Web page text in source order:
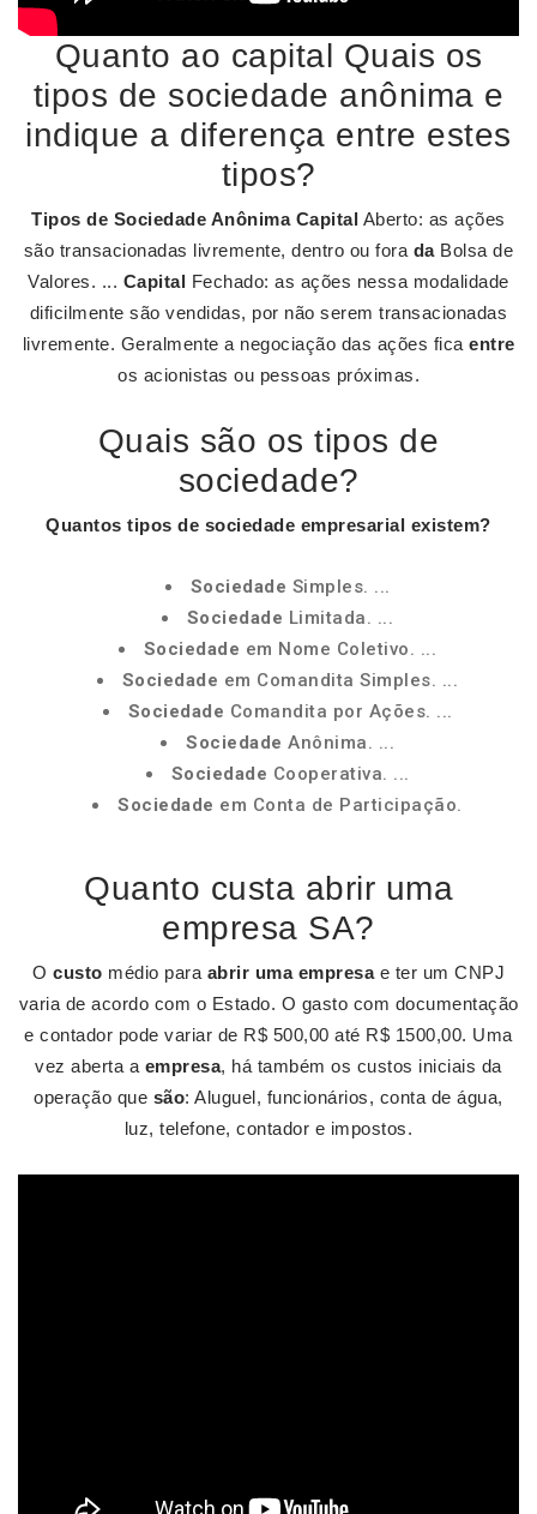
Quanto ao capital Quais os
tipos de sociedade anônima e
indique a diferença entre estes
tipos?
Tipos de Sociedade Anônima Capital Aberto: as ações
são transacionadas livremente, dentro ou fora daBolsa de
Valores. ... Capital Fechado: as ações nessa modalidade
dificilmente são vendidas, por não serem transacionadas
livremente. Geralmente a negociação das ações fica entre
os acionistas ou pessoas próximas.
Quais são os tipos de
sociedade?
Quantostipos de sociedade empresarial existem?
Sociedade Simples. ...
Sociedade Limitada. ...
Sociedade em Nome Coletivo. ...
Sociedade em Comandita Simples. ...
Sociedade Comandita por Ações. ...
Sociedade Anônima. ...
Sociedade Cooperativa. ...
Sociedade em Conta de Participação.
Quanto custa abrir uma
empresa SA?
O custo médio para abrir uma empresae ter um CNPJ
varia de acordo com o Estado. O gasto com documentação
e contador pode variar de R$ 500,00 até R$ 1500,00. Uma
vez aberta a empresa, há também os custos iniciais da
operação que são: Aluguel, funcionários, conta de água,
luz, telefone, contador e impostos.